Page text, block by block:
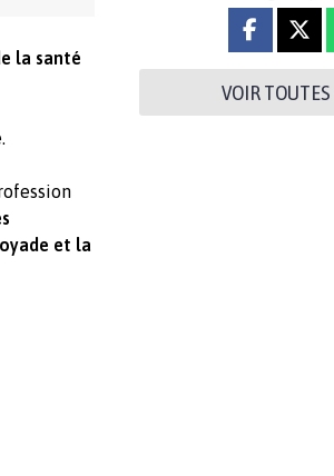
la santé
et la
VOIR